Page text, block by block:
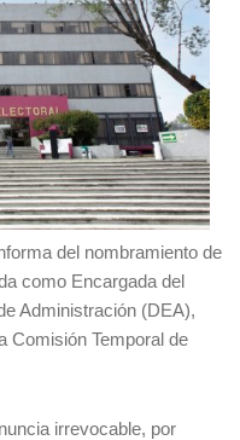
del nombramiento de
como Encargada del
Administración (DEA),
Comisión Temporal de
irrevocable, por